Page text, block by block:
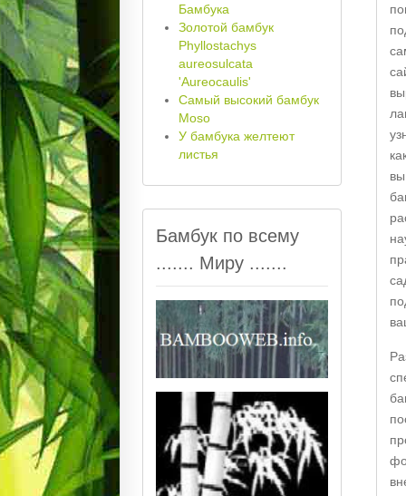
Бамбука
Золотой бамбук
Phyllostachys
aureosulcata
'Aureocaulis'
Самый высокий бамбук
Moso
У бамбука желтеют
листья
Бамбук по всему
....... Миру .......